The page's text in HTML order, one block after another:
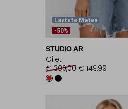
Laatste Maten
-50%
STUDIO AR
Gilet
€ 300,00 € 149,99